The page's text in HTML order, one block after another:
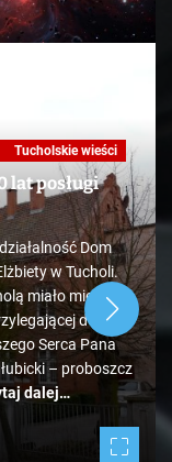
Tucholskie wieści
lat posługi
Dom
w Tucholi.
miało miejsce
do
Serca Pana
– proboszcz
dalej…